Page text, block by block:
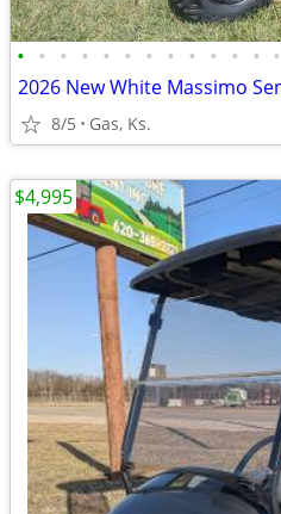
• • • • • • • • • • • • •
8/5 Gas, Ks.
$4,995